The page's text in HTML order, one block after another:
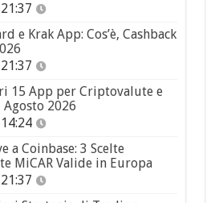
e Krak App: Cos’è, Cashback
15 App per Criptovalute e
2026
a Coinbase: 3 Scelte
MiCAR Valide in Europa